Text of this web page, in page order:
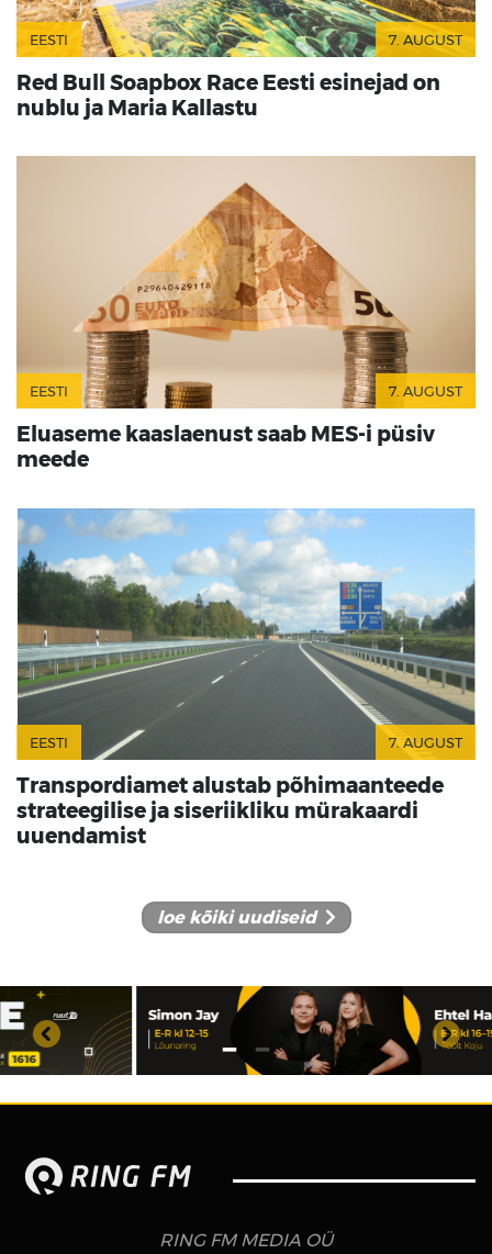
EESTI 7. AUGUST
Red Bull Soapbox Race Eesti esinejad on
nublu ja Maria Kallastu
EESTI 7. AUGUST
Eluaseme kaaslaenust saab MES-i püsiv
meede
EESTI 7. AUGUST
Transpordiamet alustab põhimaanteede
strateegilise ja siseriikliku mürakaardi
uuendamist
loe kõiki uudiseid
RING FM MEDIA OÜ